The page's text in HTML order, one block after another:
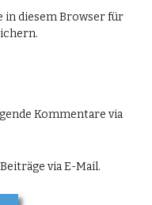
in diesem Browser für
Kommentare via
via E-Mail.